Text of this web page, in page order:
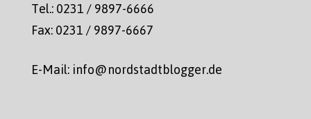
Tel.: 0231 / 9897-6666
Fax: 0231 / 9897-6667
E-Mail: info@nordstadtblogger.de